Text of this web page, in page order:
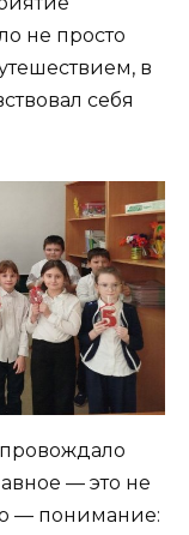
не просто
в
себя
— это не
— понимание: